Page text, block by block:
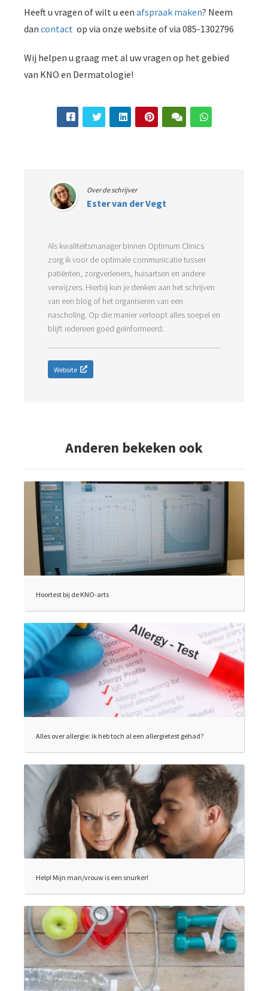
Heeft u vragen of wilt u een afspraak maken? Neem
dan contact op via onze website of via 085-1302796
Wij helpen u graag met al uw vragen op het gebied
van KNO en Dermatologie!
Over de schrijver
Ester van der Vegt
Als kwaliteitsmanager binnen Optimum Clinics
zorg ik voor de optimale communicatie tussen
patiënten, zorgverleners, huisartsen en andere
verwijzers. Hierbij kun je denken aan het schrijven
van een blog of het organiseren van een
nascholing. Op die manier verloopt alles soepel en
blijft iedereen goed geïnformeerd.
Website
Anderen bekeken ook
Hoortest bij de KNO-arts
Alles over allergie: ik heb toch al een allergietest gehad?
Help! Mijn man/vrouw is een snurker!